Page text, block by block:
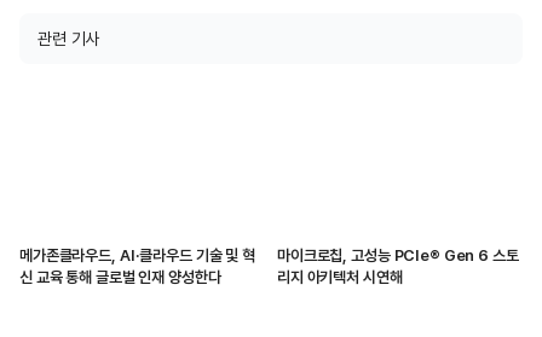
관련 기사
메가존클라우드, AI·클라우드 기술 및 혁
신 교육 통해 글로벌 인재 양성한다
마이크로칩, 고성능 PCIe® Gen 6 스토
리지 아키텍처 시연해